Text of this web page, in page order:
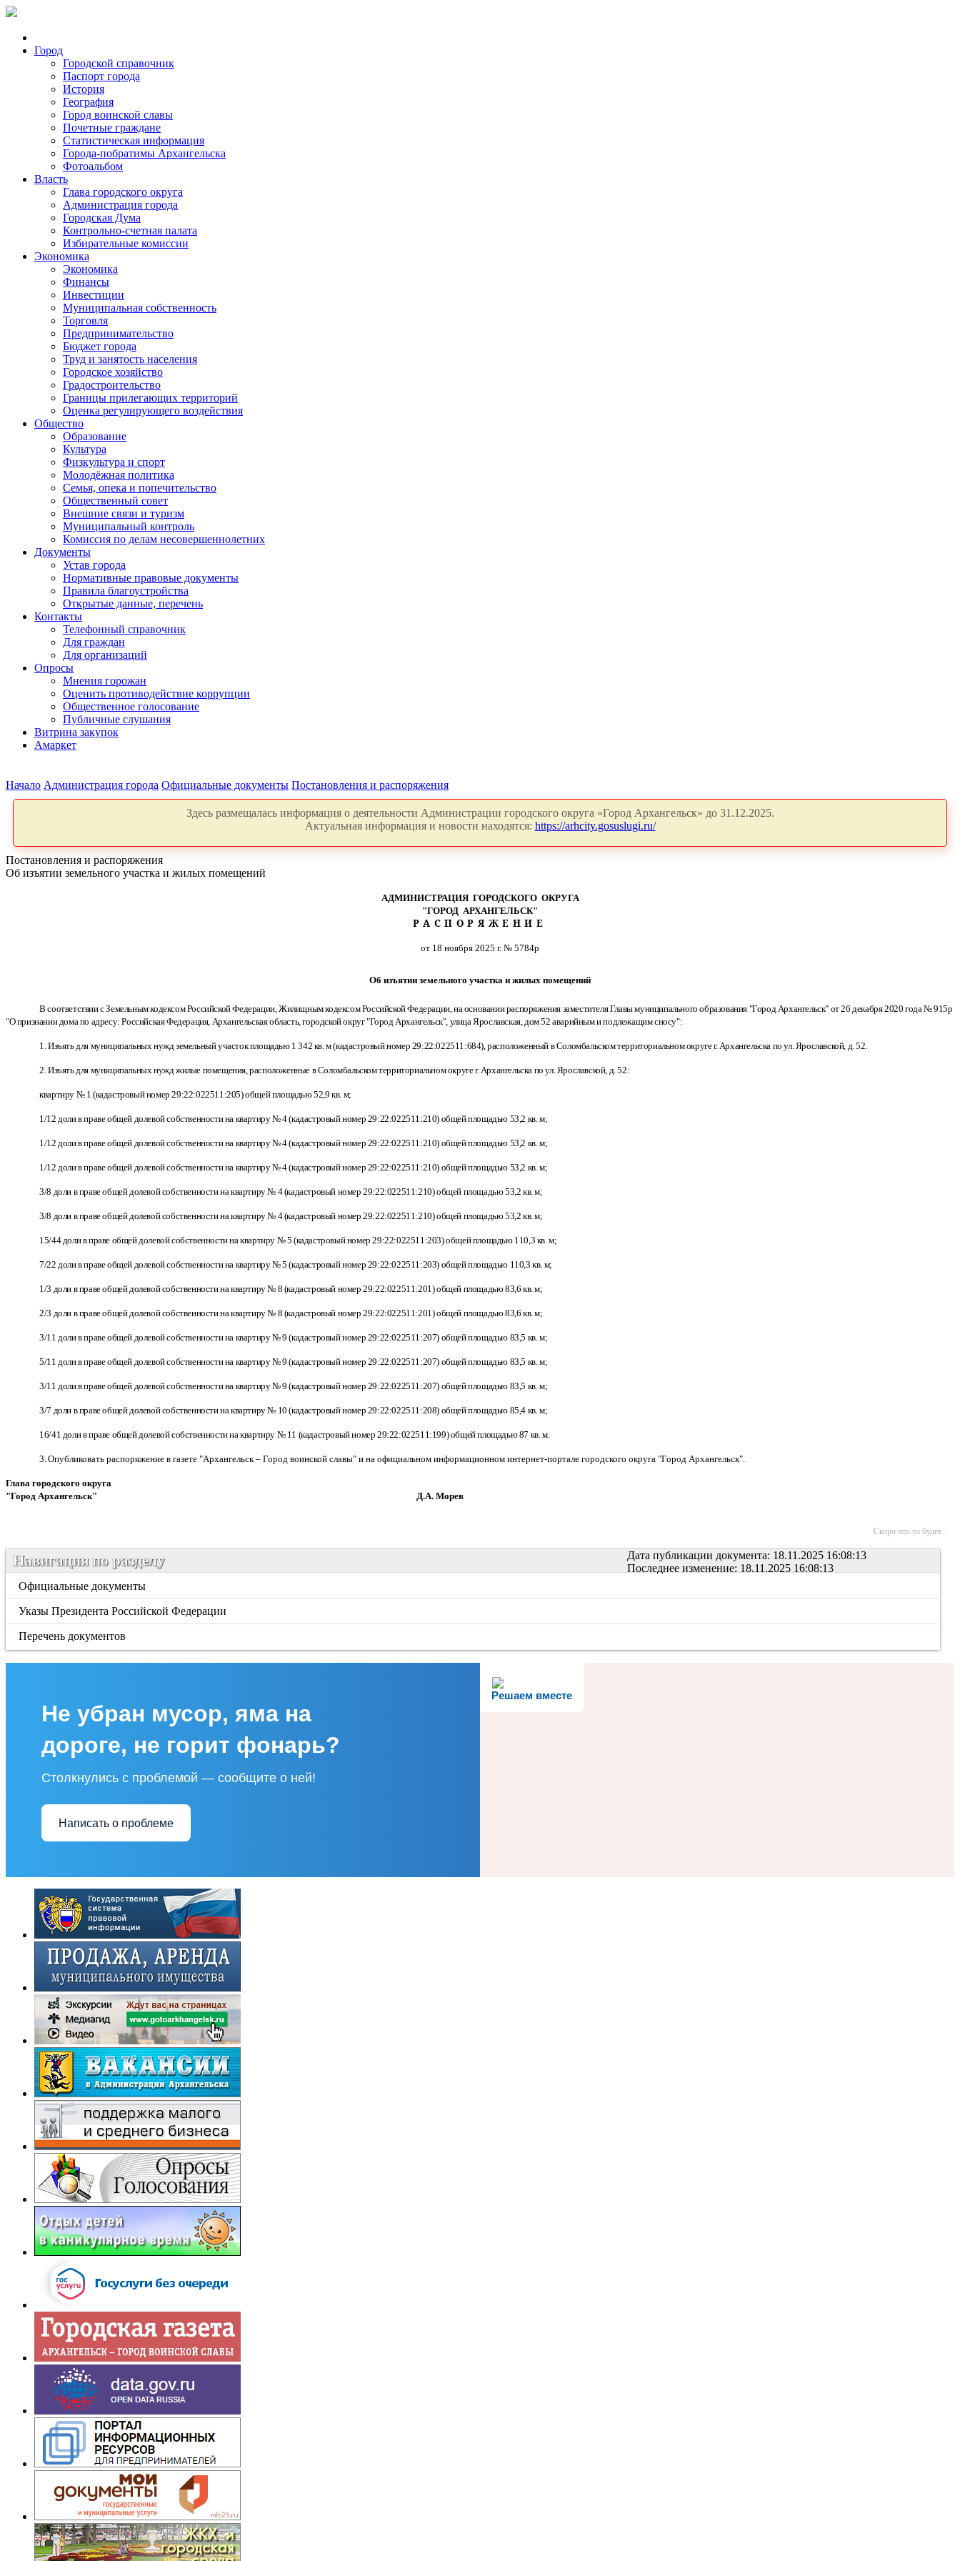
Город
Городской справочник
Паспорт города
История
География
Город воинской славы
Почетные граждане
Статистическая информация
Города-побратимы Архангельска
Фотоальбом
Власть
Глава городского округа
Администрация города
Городская Дума
Контрольно-счетная палата
Избирательные комиссии
Экономика
Экономика
Финансы
Инвестиции
Муниципальная собственность
Торговля
Предпринимательство
Бюджет города
Труд и занятость населения
Городское хозяйство
Градостроительство
Границы прилегающих территорий
Оценка регулирующего воздействия
Общество
Образование
Культура
Физкультура и спорт
Молодёжная политика
Семья, опека и попечительство
Общественный совет
Внешние связи и туризм
Муниципальный контроль
Комиссия по делам несовершеннолетних
Документы
Устав города
Нормативные правовые документы
Правила благоустройства
Открытые данные, перечень
Контакты
Телефонный справочник
Для граждан
Для организаций
Опросы
Мнения горожан
Оценить противодействие коррупции
Общественное голосование
Публичные слушания
Витрина закупок
Амаркет
Начало Администрация города Официальные документы Постановления и распоряжения
Здесь размещалась информация о деятельности Администрации городского округа «Город Архангельск» до 31.12.2025.
Актуальная информация и новости находятся: https://arhcity.gosuslugi.ru/
Постановления и распоряжения
Об изъятии земельного участка и жилых помещений
АДМИНИСТРАЦИЯ ГОРОДСКОГО ОКРУГА
"ГОРОД АРХАНГЕЛЬСК"
РАСПОРЯЖЕНИЕ
от 18 ноября 2025 г. № 5784р
Об изъятии земельного участка и жилых помещений
В соответствии с Земельным кодексом Российской Федерации, Жилищным кодексом Российской Федерации, на основании распоряжения заместителя Главы муниципального образования "Город Архангельск" от 26 декабря 2020 года № 915р
"О признании дома по адресу: Российская Федерация, Архангельская область, городской округ "Город Архангельск", улица Ярославская, дом 52 аварийным и подлежащим сносу":
1. Изъять для муниципальных нужд земельный участок площадью 1 342 кв. м (кадастровый номер 29:22:022511:684), расположенный в Соломбальском территориальном округе г. Архангельска по ул. Ярославской, д. 52.
2. Изъять для муниципальных нужд жилые помещения, расположенные в Соломбальском территориальном округе г. Архангельска по ул. Ярославской, д. 52:
квартиру № 1 (кадастровый номер 29:22:022511:205) общей площадью 52,9 кв. м;
1/12 доли в праве общей долевой собственности на квартиру № 4 (кадастровый номер 29:22:022511:210) общей площадью 53,2 кв. м;
1/12 доли в праве общей долевой собственности на квартиру № 4 (кадастровый номер 29:22:022511:210) общей площадью 53,2 кв. м;
1/12 доли в праве общей долевой собственности на квартиру № 4 (кадастровый номер 29:22:022511:210) общей площадью 53,2 кв. м;
3/8 доли в праве общей долевой собственности на квартиру № 4 (кадастровый номер 29:22:022511:210) общей площадью 53,2 кв. м;
3/8 доли в праве общей долевой собственности на квартиру № 4 (кадастровый номер 29:22:022511:210) общей площадью 53,2 кв. м;
15/44 доли в праве общей долевой собственности на квартиру № 5 (кадастровый номер 29:22:022511:203) общей площадью 110,3 кв. м;
7/22 доли в праве общей долевой собственности на квартиру № 5 (кадастровый номер 29:22:022511:203) общей площадью 110,3 кв. м;
1/3 доли в праве общей долевой собственности на квартиру № 8 (кадастровый номер 29:22:022511:201) общей площадью 83,6 кв. м;
2/3 доли в праве общей долевой собственности на квартиру № 8 (кадастровый номер 29:22:022511:201) общей площадью 83,6 кв. м;
3/11 доли в праве общей долевой собственности на квартиру № 9 (кадастровый номер 29:22:022511:207) общей площадью 83,5 кв. м;
5/11 доли в праве общей долевой собственности на квартиру № 9 (кадастровый номер 29:22:022511:207) общей площадью 83,5 кв. м;
3/11 доли в праве общей долевой собственности на квартиру № 9 (кадастровый номер 29:22:022511:207) общей площадью 83,5 кв. м;
3/7 доли в праве общей долевой собственности на квартиру № 10 (кадастровый номер 29:22:022511:208) общей площадью 85,4 кв. м;
16/41 доли в праве общей долевой собственности на квартиру № 11 (кадастровый номер 29:22:022511:199) общей площадью 87 кв. м.
3. Опубликовать распоряжение в газете "Архангельск – Город воинской славы" и на официальном информационном интернет-портале городского округа "Город Архангельск".
Глава городского округа
"Город Архангельск" Д.А. Морев
Скоро что то будет...
Дата публикации документа: 18.11.2025 16:08:13
Последнее изменение: 18.11.2025 16:08:13
Навигация по разделу
Официальные документы
Указы Президента Российской Федерации
Перечень документов
Решаем вместе
Не убран мусор, яма на
дороге, не горит фонарь?
Столкнулись с проблемой — сообщите о ней!
Написать о проблеме